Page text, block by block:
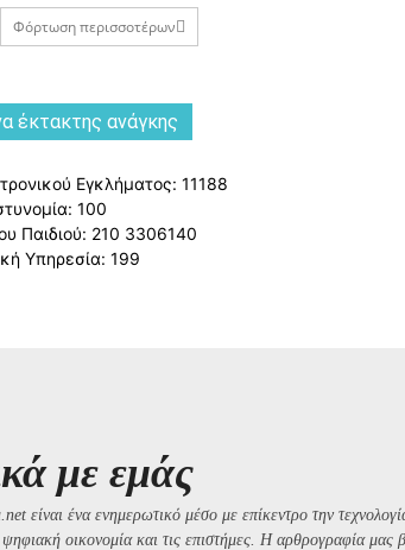
Φόρτωση περισσοτέρων
έκτακτης ανάγκης
Εγκλήματος: 11188
100
Παιδιού: 210 3306140
Υπηρεσία: 199
με εμάς
είναι ένα ενημερωτικό μέσο με επίκεντρο την
οικονομία και τις επιστήμες. Η αρθρογραφία μας